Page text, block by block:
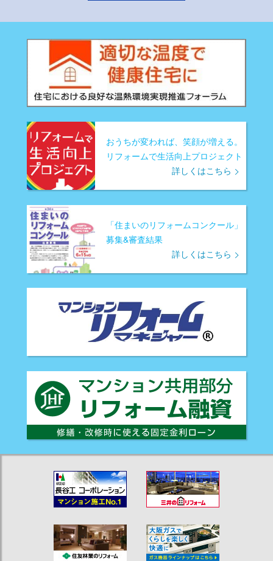
おうちが変われば、笑顔が増える。
リフォームで生活向上プロジェクト
詳しくはこちら
「住まいのリフォームコンクール」
募集&審査結果
詳しくはこちら